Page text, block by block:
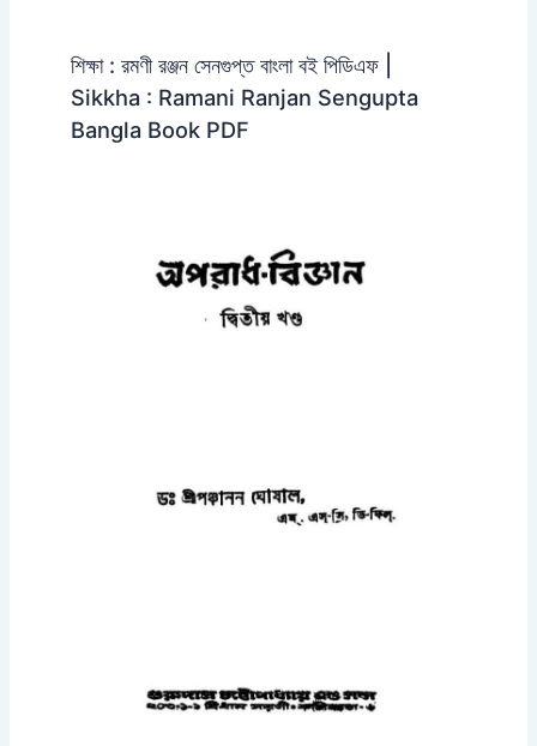
শিক্ষা : রমণী রঞ্জন সেনগুপ্ত বাংলা বই পিডিএফ |
Sikkha : Ramani Ranjan Sengupta
Bangla Book PDF